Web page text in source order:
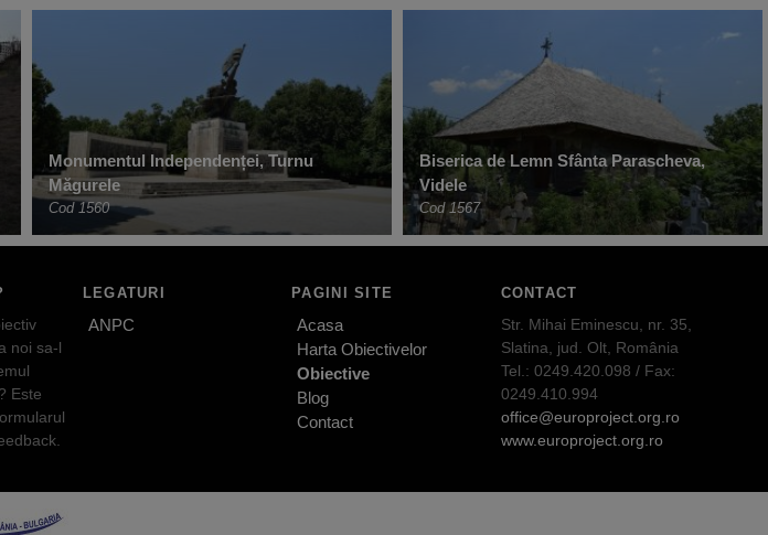
Monumentul Independenței, Turnu
Măgurele
Cod 1560
Biserica de Lemn Sfânta Parascheva,
Videle
Cod 1567
noi sa-l
Este
LEGATURI
ANPC
PAGINI SITE
Acasa
Harta Obiectivelor
Obiective
Blog
Contact
CONTACT
Str. Mihai Eminescu, nr. 35,
Slatina, jud. Olt, România
Tel.: 0249.420.098 / Fax:
0249.410.994
office@europroject.org.ro
www.europroject.org.ro